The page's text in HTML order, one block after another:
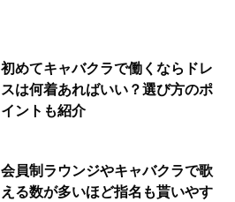
初めてキャバクラで働くならドレ
スは何着あればいい？選び方のポ
イントも紹介
会員制ラウンジやキャバクラで歌
える数が多いほど指名も貰いやす